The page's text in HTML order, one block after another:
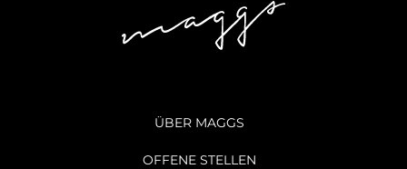
ÜBER MAGGS
OFFENE STELLEN